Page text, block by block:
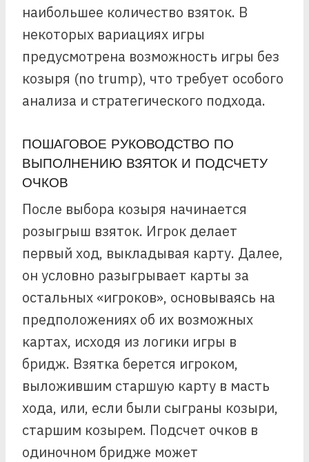
наибольшее количество взяток. В
некоторых вариациях игры
предусмотрена возможность игры без
козыря (no trump), что требует особого
анализа и стратегического подхода.
ПОШАГОВОЕ РУКОВОДСТВО ПО
ВЫПОЛНЕНИЮ ВЗЯТОК И ПОДСЧЕТУ
ОЧКОВ
После выбора козыря начинается
розыгрыш взяток. Игрок делает
первый ход, выкладывая карту. Далее,
он условно разыгрывает карты за
остальных «игроков», основываясь на
предположениях об их возможных
картах, исходя из логики игры в
бридж. Взятка берется игроком,
выложившим старшую карту в масть
хода, или, если были сыграны козыри,
старшим козырем. Подсчет очков в
одиночном бридже может